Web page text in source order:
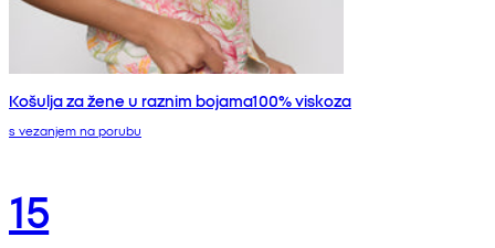
Košulja za žene u raznim bojama100% viskoza
s vezanjem na porubu
15